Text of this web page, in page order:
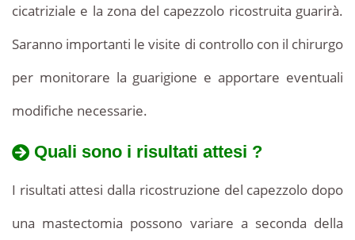
cicatriziale e la zona del capezzolo ricostruita guarirà.
Saranno importanti le visite di controllo con il chirurgo
per monitorare la guarigione e apportare eventuali
modifiche necessarie.
Quali sono i risultati attesi ?
I risultati attesi dalla ricostruzione del capezzolo dopo
una mastectomia possono variare a seconda della